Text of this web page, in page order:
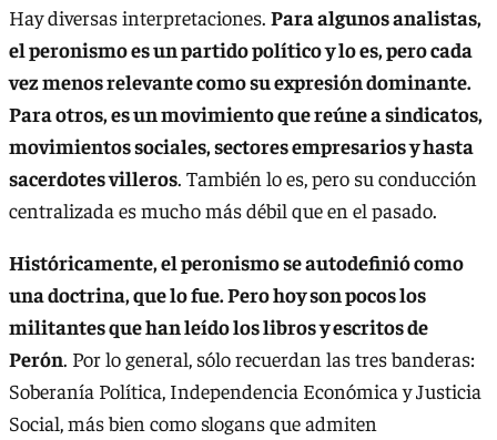
Hay diversas interpretaciones. Para algunos analistas,
el peronismo es un partido político y lo es, pero cada
vez menos relevante como su expresión dominante.
Para otros, es un movimiento que reúne a sindicatos,
movimientos sociales, sectores empresarios y hasta
sacerdotes villeros. También lo es, pero su conducción
centralizada es mucho más débil que en el pasado.
Históricamente, el peronismo se autodefinió como
una doctrina, que lo fue. Pero hoy son pocos los
militantes que han leído los libros y escritos de
Perón. Por lo general, sólo recuerdan las tres banderas:
Soberanía Política, Independencia Económica y Justicia
Social, más bien como slogans que admiten